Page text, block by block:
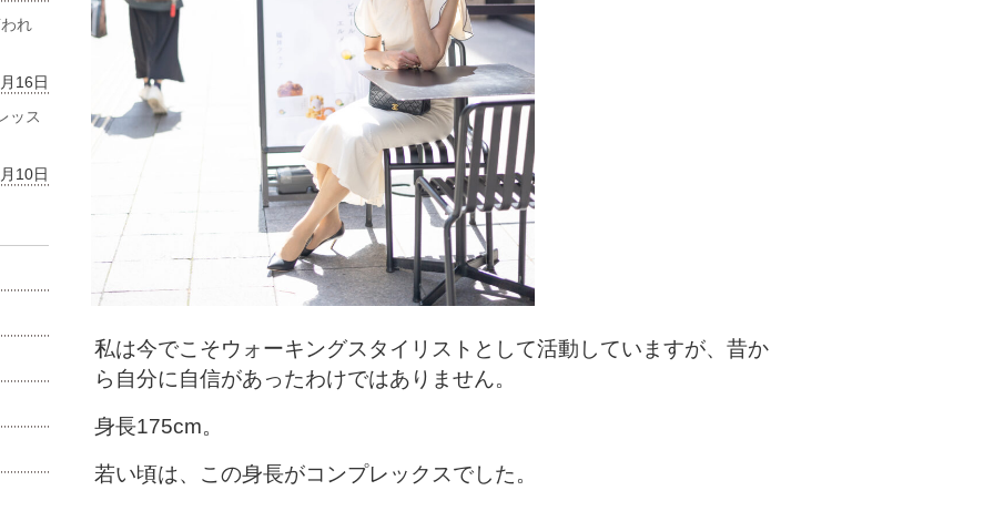
私は今でこそウォーキングスタイリストとして活動していますが、昔か
ら自分に自信があったわけではありません。
身長175cm。
若い頃は、この身長がコンプレックスでした。
れ
16日
ッス
10日